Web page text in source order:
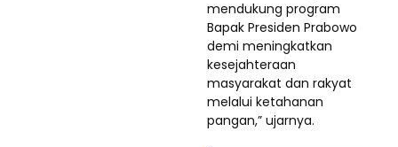
mendukung program
Bapak Presiden Prabowo
demi meningkatkan
kesejahteraan
masyarakat dan rakyat
melalui ketahanan
pangan,” ujarnya.